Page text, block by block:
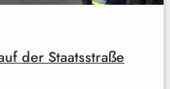
der Staatsstraße